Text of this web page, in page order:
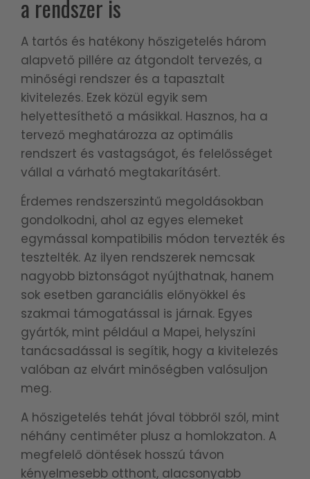
a rendszer is
A tartós és hatékony hőszigetelés három
alapvető pillére az átgondolt tervezés, a
minőségi rendszer és a tapasztalt
kivitelezés. Ezek közül egyik sem
helyettesíthető a másikkal. Hasznos, ha a
tervező meghatározza az optimális
rendszert és vastagságot, és felelősséget
vállal a várható megtakarításért.
Érdemes rendszerszintű megoldásokban
gondolkodni, ahol az egyes elemeket
egymással kompatibilis módon tervezték és
tesztelték. Az ilyen rendszerek nemcsak
nagyobb biztonságot nyújthatnak, hanem
sok esetben garanciális előnyökkel és
szakmai támogatással is járnak. Egyes
gyártók, mint például a Mapei, helyszíni
tanácsadással is segítik, hogy a kivitelezés
valóban az elvárt minőségben valósuljon
meg.
A hőszigetelés tehát jóval többről szól, mint
néhány centiméter plusz a homlokzaton. A
megfelelő döntések hosszú távon
kényelmesebb otthont, alacsonyabb